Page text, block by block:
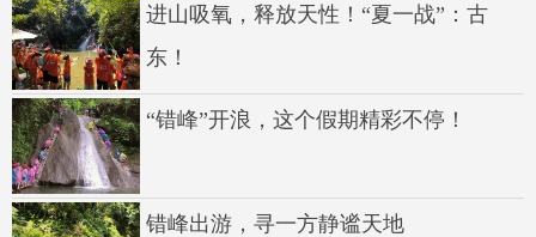
进山吸氧，释放天性！“夏一战”：古
东！
“错峰”开浪，这个假期精彩不停！
错峰出游，寻一方静谧天地